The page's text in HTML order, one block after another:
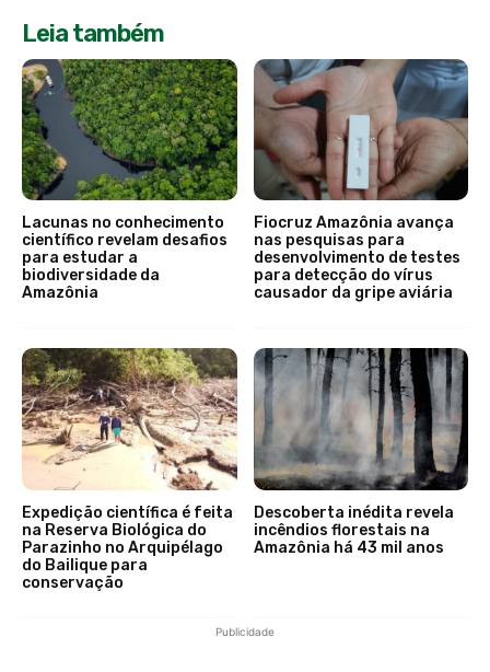
Leia também
Lacunas no conhecimento
científico revelam desafios
para estudar a
biodiversidade da
Amazônia
Fiocruz Amazônia avança
nas pesquisas para
desenvolvimento de testes
para detecção do vírus
causador da gripe aviária
Expedição científica é feita
na Reserva Biológica do
Parazinho no Arquipélago
do Bailique para
conservação
Descoberta inédita revela
incêndios florestais na
Amazônia há 43 mil anos
Publicidade